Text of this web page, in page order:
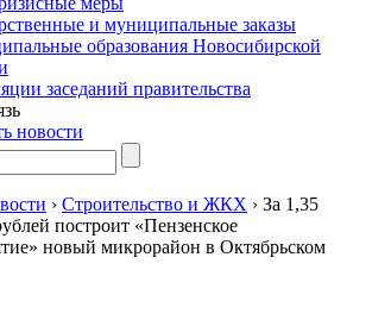
и муниципальные заказы
образования Новосибирской
заседаний правительства
новости
› Строительство и ЖКХ › За 1,35
построит «Пензенское
новый микрорайон в Октябрьском